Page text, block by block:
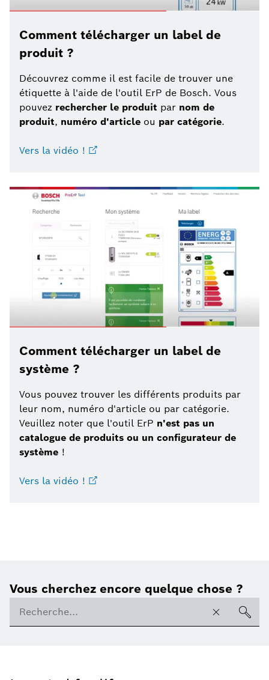
Comment télécharger un label de
produit ?
Découvrez comme il est facile de trouver une
étiquette à l'aide de l'outil ErP de Bosch. Vous
pouvez rechercher le produit par nom de
produit, numéro d'article ou par catégorie.
Vers la vidéo !
Comment télécharger un label de
système ?
Vous pouvez trouver les différents produits par
leur nom, numéro d'article ou par catégorie.
Veuillez noter que l'outil ErP n'est pas un
catalogue de produits ou un configurateur de
système !
Vers la vidéo !
Vous cherchez encore quelque chose ?